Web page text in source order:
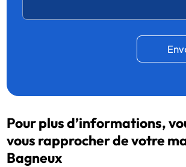
Pour plus d’informations,
vous rapprocher de votre
Bagneux